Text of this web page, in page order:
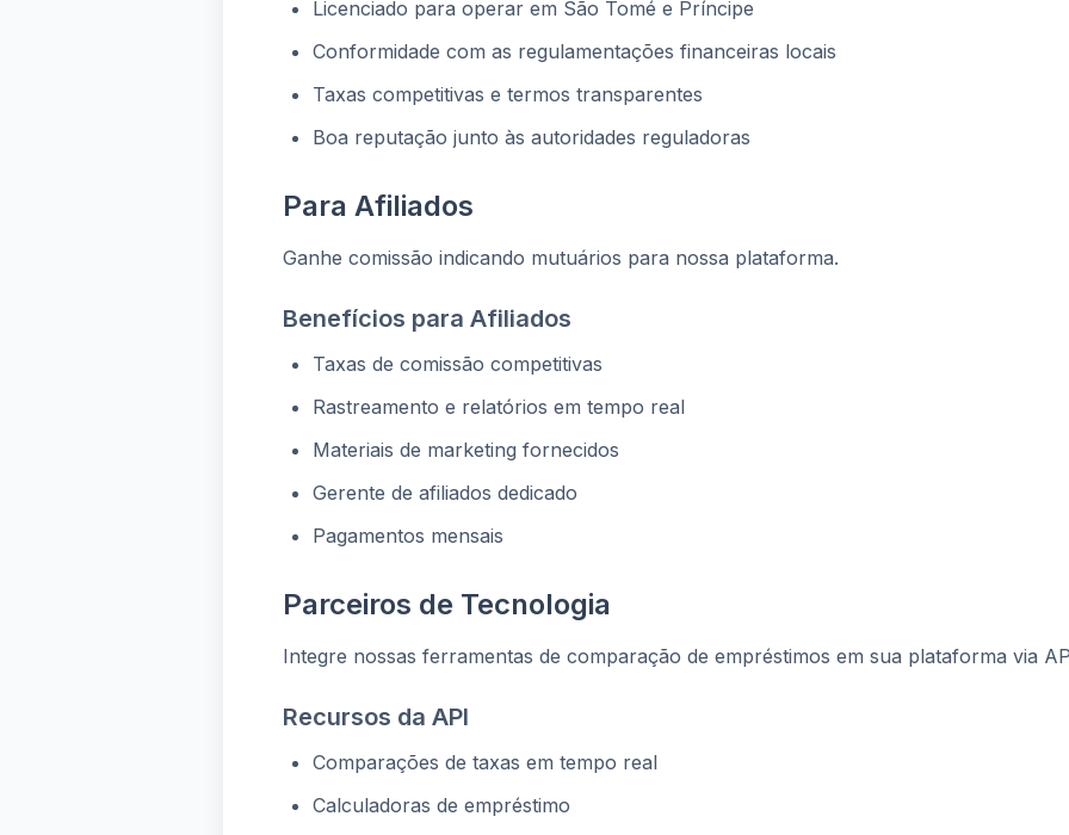
Licenciado para operar em São Tomé e Príncipe
Conformidade com as regulamentações financeiras locais
Taxas competitivas e termos transparentes
Boa reputação junto às autoridades reguladoras
Para Afiliados
Ganhe comissão indicando mutuários para nossa plataforma.
Benefícios para Afiliados
Taxas de comissão competitivas
Rastreamento e relatórios em tempo real
Materiais de marketing fornecidos
Gerente de afiliados dedicado
Pagamentos mensais
Parceiros de Tecnologia
Integre nossas ferramentas de comparação de empréstimos em sua plataforma via
Recursos da API
Comparações de taxas em tempo real
Calculadoras de empréstimo